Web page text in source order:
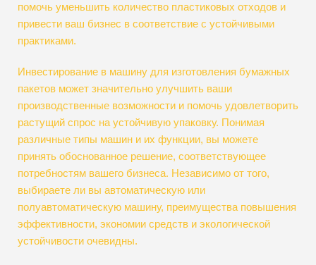
помочь уменьшить количество пластиковых отходов и
привести ваш бизнес в соответствие с устойчивыми
практиками.
Инвестирование в машину для изготовления бумажных
пакетов может значительно улучшить ваши
производственные возможности и помочь удовлетворить
растущий спрос на устойчивую упаковку. Понимая
различные типы машин и их функции, вы можете
принять обоснованное решение, соответствующее
потребностям вашего бизнеса. Независимо от того,
выбираете ли вы автоматическую или
полуавтоматическую машину, преимущества повышения
эффективности, экономии средств и экологической
устойчивости очевидны.